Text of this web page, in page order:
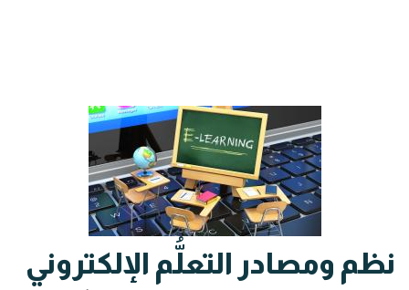
نظم ومصادر التعلُّم الإلكتروني